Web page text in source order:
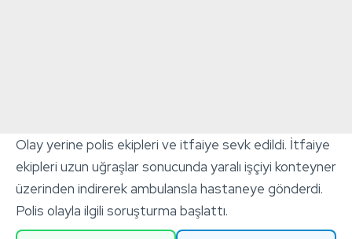
Olay yerine polis ekipleri ve itfaiye sevk edildi. İtfaiye
ekipleri uzun uğraşlar sonucunda yaralı işçiyi konteyner
üzerinden indirerek ambulansla hastaneye gönderdi.
Polis olayla ilgili soruşturma başlattı.